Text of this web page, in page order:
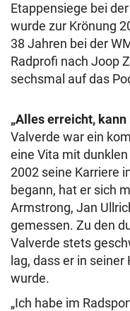
Etappensiege bei
wurde zur Krönung
38 Jahren bei der
Radprofi nach Joop
sechsmal auf das
„Alles erreicht,
Valverde war ein
eine Vita mit
2002 seine Karriere
begann, hat er sich
Armstrong, Jan
gemessen. Zu den
Valverde stets
lag, dass er in
wurde.
„Ich habe im